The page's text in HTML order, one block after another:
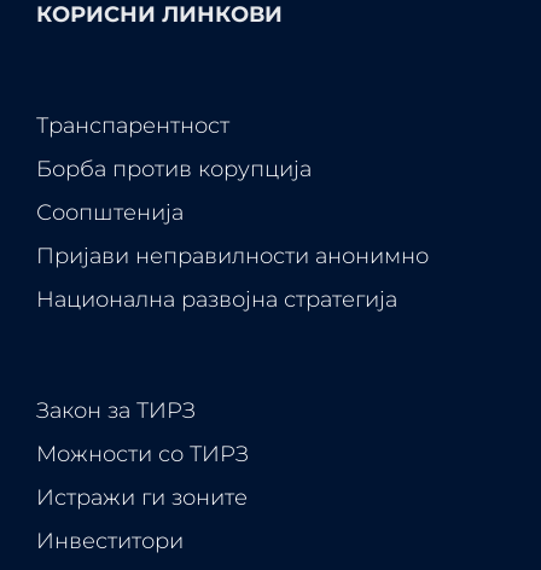
КОРИСНИ ЛИНКОВИ
Транспарентност
Борба против корупција
Соопштенија
Пријави неправилности анонимно
Национална развојна стратегија
Закон за ТИРЗ
Можности со ТИРЗ
Истражи ги зоните
Инвеститори